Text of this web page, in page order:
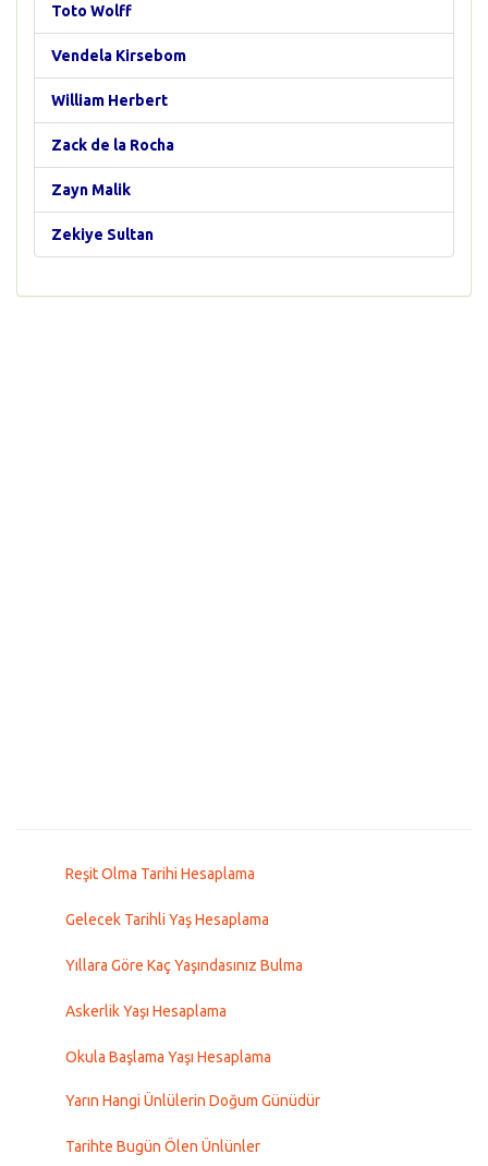
Toto Wolff
Vendela Kirsebom
William Herbert
Zack de la Rocha
Zayn Malik
Zekiye Sultan
Reşit Olma Tarihi Hesaplama
Gelecek Tarihli Yaş Hesaplama
Yıllara Göre Kaç Yaşındasınız Bulma
Askerlik Yaşı Hesaplama
Okula Başlama Yaşı Hesaplama
Yarın Hangi Ünlülerin Doğum Günüdür
Tarihte Bugün Ölen Ünlünler